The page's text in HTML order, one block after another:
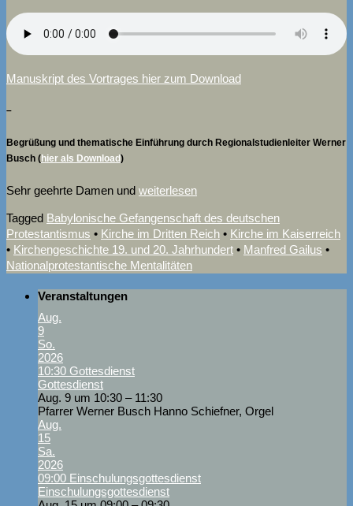
Manuskript des Vortrages hier zum Download
–
Begrüßung und thematische Einführung durch Regionalstudienleiter Werner
Busch (hier als Download)
Sehr geehrte Damen und weiterlesen
Tagged Babylonische Gefangenschaft des deutschen
Protestantismus • Kirche im Dritten Reich • Kirche im Kaiserreich
• Kirchengeschichte 19. und 20. Jahrhundert • Manfred Gailus •
Nationalprotestantische Mentalitäten
Veranstaltungen
Aug.
9
So.
2026
10:30 Gottesdienst
Gottesdienst
Aug. 9 um 10:30 – 11:30
Pfarrer Werner Busch Hanno Schiefner, Orgel
Aug.
15
Sa.
2026
09:00 Einschulungsgottesdienst
Einschulungsgottesdienst